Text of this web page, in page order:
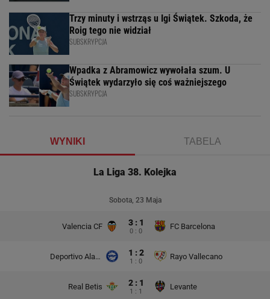
Trzy minuty i wstrząs u Igi Świątek. Szkoda, że
Roig tego nie widział
SUBSKRYPCJA
Wpadka z Abramowicz wywołała szum. U
Świątek wydarzyło się coś ważniejszego
SUBSKRYPCJA
WYNIKI TABELA
La Liga 38. Kolejka
Sobota, 23 Maja
Valencia CF 3 : 1
0 : 0
FC Barcelona
Deportivo Alaves 1 : 2
1 : 0
Rayo Vallecano
Real Betis 2 : 1
1 : 1
Levante